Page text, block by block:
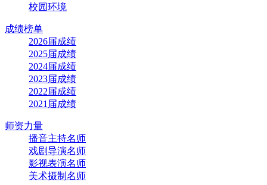
校园环境
成绩榜单
2026届成绩
2025届成绩
2024届成绩
2023届成绩
2022届成绩
2021届成绩
师资力量
播音主持名师
戏剧导演名师
影视表演名师
美术摄制名师